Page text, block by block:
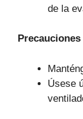
de la
Precauciones
Úsese